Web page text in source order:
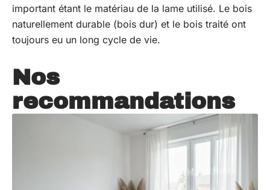
important étant le matériau de la lame utilisé. Le bois
naturellement durable (bois dur) et le bois traité ont
toujours eu un long cycle de vie.
Nos
recommandations